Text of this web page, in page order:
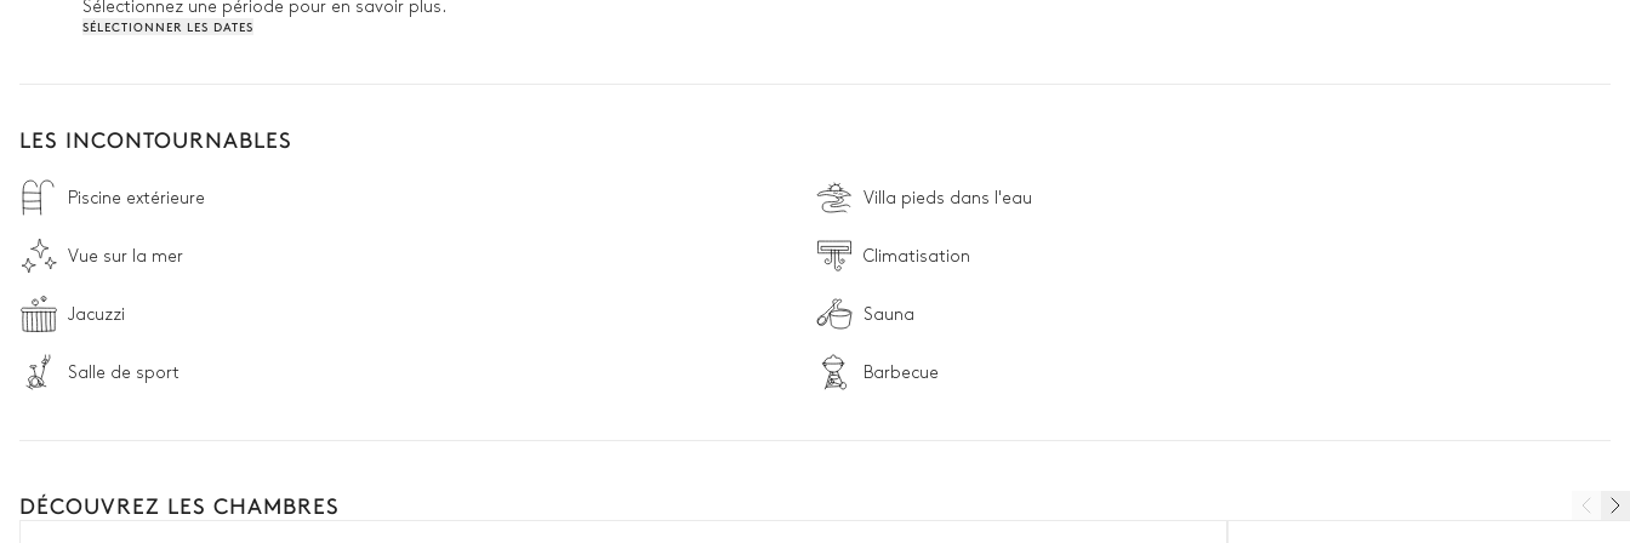
Sélectionnez une période pour en savoir plus.
SÉLECTIONNER LES DATES
LES INCONTOURNABLES
Piscine extérieure Villa pieds dans l'eau
Vue sur la mer Climatisation
Jacuzzi Sauna
Salle de sport Barbecue
DÉCOUVREZ LES CHAMBRES